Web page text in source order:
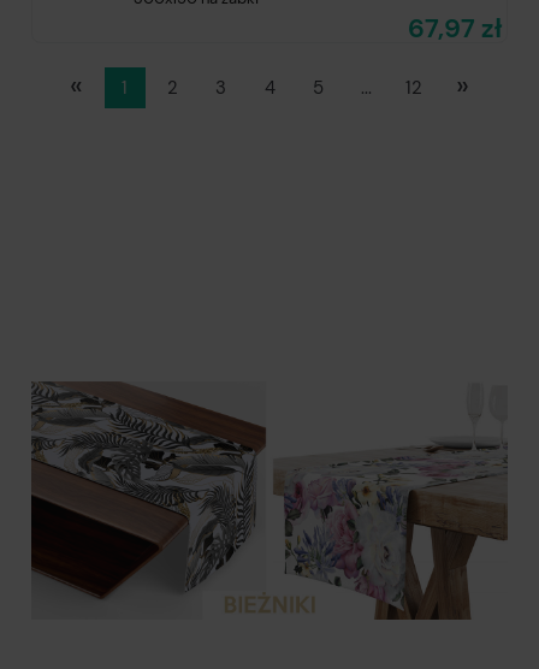
67,97 zł
« 1 2 3 4 5 ... 12 »